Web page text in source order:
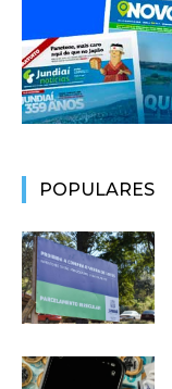
POPULARES